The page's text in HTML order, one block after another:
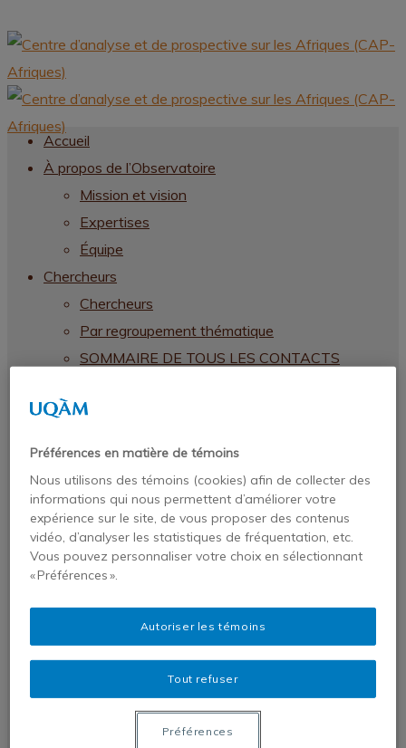
Accueil
À propos de l’Observatoire
Mission et vision
Expertises
Équipe
Chercheurs
Chercheurs
Par regroupement thématique
SOMMAIRE DE TOUS LES CONTACTS
Publications
Revues et monographies
Dans les médias
Profil
Statafriques
Liste des pays africains par régions –
Afrique australe
Liste des pays africains par régions –
Afrique centrale
Liste des pays africains par régions –
Afrique du nord
Préférences en matière de témoins
Nous utilisons des témoins (cookies) afin de collecter des
informations qui nous permettent d’améliorer votre
expérience sur le site, de vous proposer des contenus
vidéo, d’analyser les statistiques de fréquentation, etc.
Vous pouvez personnaliser votre choix en sélectionnant
« Préférences ».
Tout refuser
Autoriser les témoins
Préférences